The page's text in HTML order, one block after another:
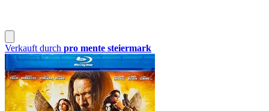
Verkauft durch pro mente steiermark